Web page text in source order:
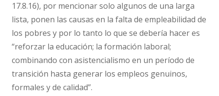
17.8.16), por mencionar solo algunos de una larga
lista, ponen las causas en la falta de empleabilidad de
los pobres y por lo tanto lo que se debería hacer es
“reforzar la educación; la formación laboral;
combinando con asistencialismo en un período de
transición hasta generar los empleos genuinos,
formales y de calidad”.